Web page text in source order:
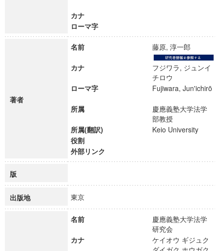
カナ
ローマ字
著者
名前 藤原, 淳一郎
カナ
フジワラ, ジュンイ
チロウ
ローマ字
Fujiwara, Jun'ichirō
所属
慶應義塾大学法学
部教授
所属(翻訳)
Keio University
役割
外部リンク
版
出版地 東京
名前
慶應義塾大学法学
研究会
カナ
ケイオウ ギジュク